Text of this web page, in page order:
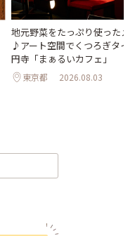
地元野菜をたっぷり使ったメ
♪アート空間でくつろぎタイ
円寺「まぁるいカフェ」
東京都 2026.08.03